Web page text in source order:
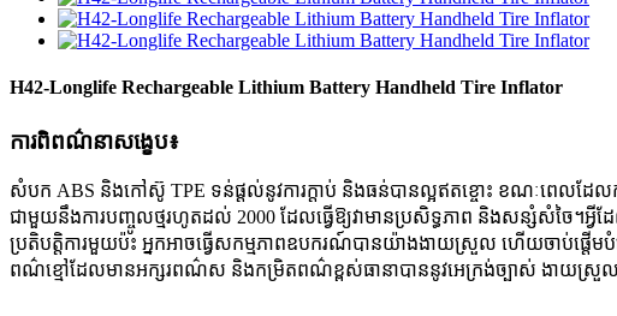
H42-Longlife Rechargeable Lithium Battery Handheld Tire Inflator
ការពិពណ៌នាសង្ខេប៖
សំបក ABS និងកៅស៊ូ TPE ទន់ផ្តល់នូវការក្តាប់ និងធន់បានល្អឥតខ្ចោះ ខណៈពេលដែល
ជាមួយនឹងការបញ្ចូលថ្មរហូតដល់ 2000 ដែលធ្វើឱ្យវាមានប្រសិទ្ធភាព និងសន្សំសំចៃ។
ប្រតិបត្តិការមួយប៉ះ អ្នកអាចធ្វើសកម្មភាពឧបករណ៍បានយ៉ាងងាយស្រួល ហើយចាប់ផ្តើ
ពណ៌ខ្មៅដែលមានអក្សរពណ៌ស និងកម្រិតពណ៌ខ្ពស់ធានាបាននូវអេក្រង់ច្បាស់ ងាយស្រួ